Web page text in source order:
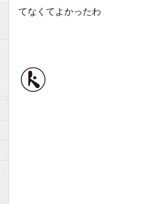
てなくてよかったわ